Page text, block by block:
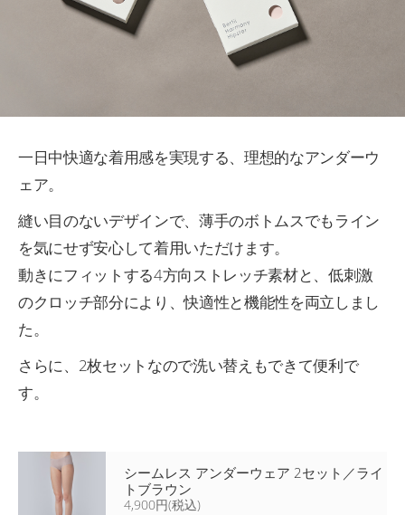
一日中快適な着用感を実現する、理想的なアンダーウ
ェア。
縫い目のないデザインで、薄手のボトムスでもライン
を気にせず安心して着用いただけます。
動きにフィットする4方向ストレッチ素材と、低刺激
のクロッチ部分により、快適性と機能性を両立しまし
た。
さらに、2枚セットなので洗い替えもできて便利で
す。
シームレス アンダーウェア 2セット／ライ
トブラウン
4,900円(税込)